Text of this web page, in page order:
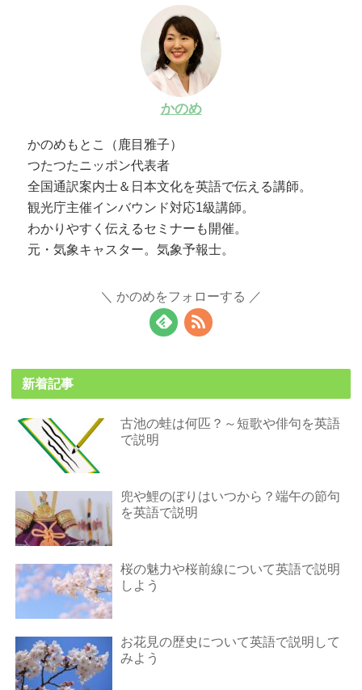
かのめ
かのめもとこ（鹿目雅子）
つたつたニッポン代表者
全国通訳案内士＆日本文化を英語で伝える講師。
観光庁主催インバウンド対応1級講師。
わかりやすく伝えるセミナーも開催。
元・気象キャスター。気象予報士。
かのめをフォローする
新着記事
古池の蛙は何匹？～短歌や俳句を英語
で説明
兜や鯉のぼりはいつから？端午の節句
を英語で説明
桜の魅力や桜前線について英語で説明
しよう
お花見の歴史について英語で説明して
みよう